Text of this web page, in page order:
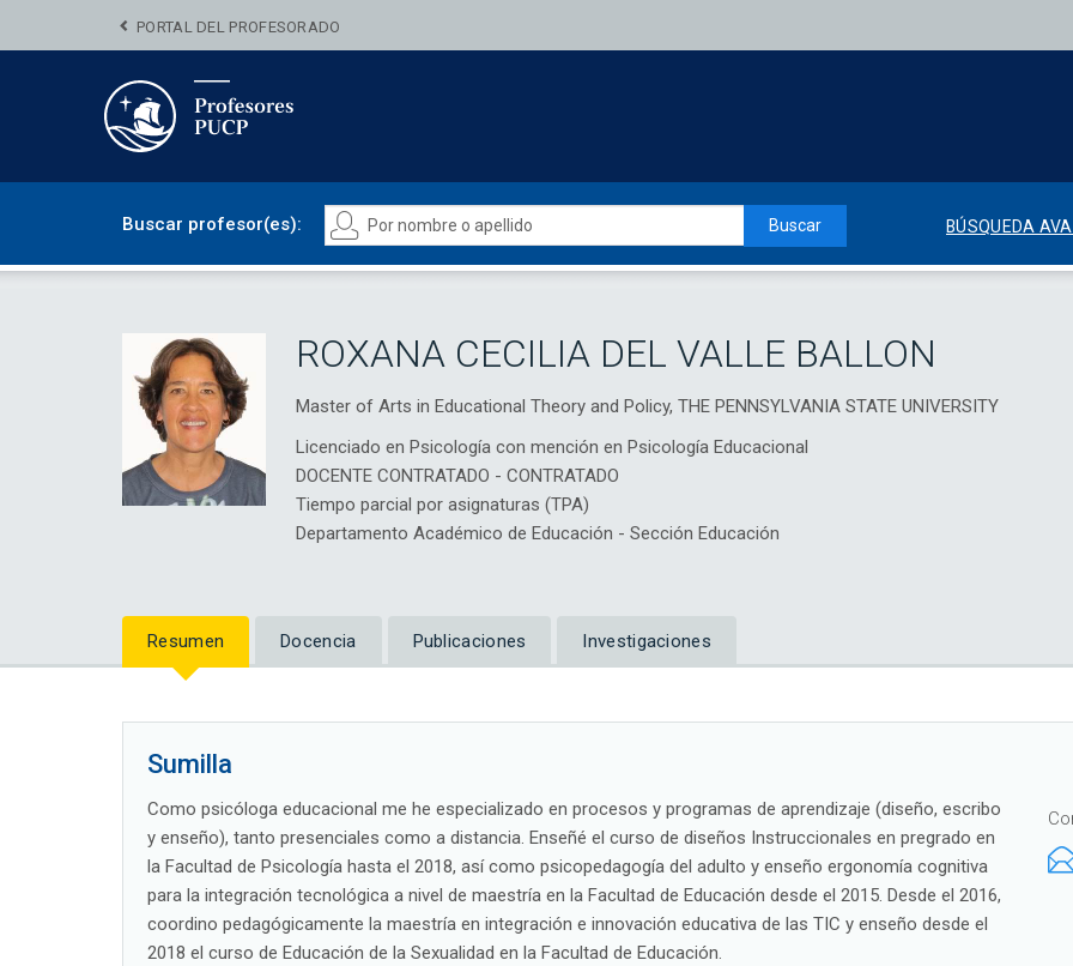
PORTAL DEL PROFESORADO
Buscar profesor(es): Buscar BÚSQUEDA
ROXANA CECILIA DEL VALLE BALLON
Master of Arts in Educational Theory and Policy, THE PENNSYLVANIA STATE UNIVERSITY
Licenciado en Psicología con mención en Psicología Educacional
DOCENTE CONTRATADO - CONTRATADO
Tiempo parcial por asignaturas (TPA)
Departamento Académico de Educación - Sección Educación
Resumen Docencia Publicaciones Investigaciones
Sumilla
Como psicóloga educacional me he especializado en procesos y programas de aprendizaje (diseño, escribo
y enseño), tanto presenciales como a distancia. Enseñé el curso de diseños Instruccionales en pregrado en
la Facultad de Psicología hasta el 2018, así como psicopedagogía del adulto y enseño ergonomía cognitiva
para la integración tecnológica a nivel de maestría en la Facultad de Educación desde el 2015. Desde el 2016,
coordino pedagógicamente la maestría en integración e innovación educativa de las TIC y enseño desde el
2018 el curso de Educación de la Sexualidad en la Facultad de Educación.